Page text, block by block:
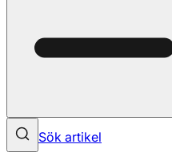
Sök artikel